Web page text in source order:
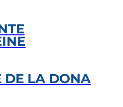
DE LA DONA